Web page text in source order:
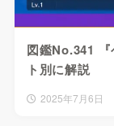
図鑑No.341
ト別に解説
2025年7月6日